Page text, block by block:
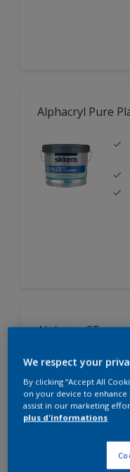
Alphacryl Pure
Alphatex SF
We respect your
By clicking “Accept All
on your device to enhance
assist in our marketing
plus d'informations